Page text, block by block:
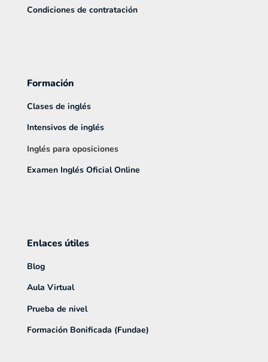
Condiciones de contratación
Formación
Clases de inglés
Intensivos de inglés
Inglés para oposiciones
Examen Inglés Oficial Online
Enlaces útiles
Blog
Aula Virtual
Prueba de nivel
Formación Bonificada (Fundae)